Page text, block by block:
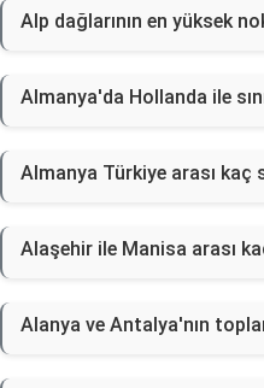
Alp dağlarının en yüksek
Almanya'da Hollanda ile
Almanya Türkiye arası kaç
Alaşehir ile Manisa arası
Alanya ve Antalya'nın